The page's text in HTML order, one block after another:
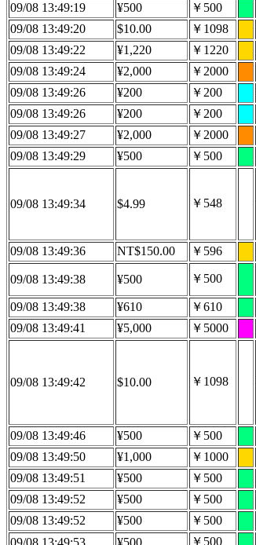
09/08 13:49:19
¥500 ￥500
09/08 13:49:20
$10.00 ￥1098
09/08 13:49:22
¥1,220 ￥1220
09/08 13:49:24
¥2,000 ￥2000
09/08 13:49:26
¥200 ￥200
09/08 13:49:26
¥200 ￥200
09/08 13:49:27
¥2,000 ￥2000
09/08 13:49:29
¥500 ￥500
09/08 13:49:34 $4.99 ￥548
09/08 13:49:36 NT$150.00 ￥596
09/08 13:49:38 ¥500 ￥500
09/08 13:49:38 ¥610 ￥610
09/08 13:49:41
¥5,000 ￥5000
09/08 13:49:42 $10.00 ￥1098
09/08 13:49:46 ¥500 ￥500
09/08 13:49:50
¥1,000 ￥1000
09/08 13:49:51
¥500 ￥500
09/08 13:49:52
¥500 ￥500
09/08 13:49:52
¥500 ￥500
09/08 13:49:53
¥500 ￥500